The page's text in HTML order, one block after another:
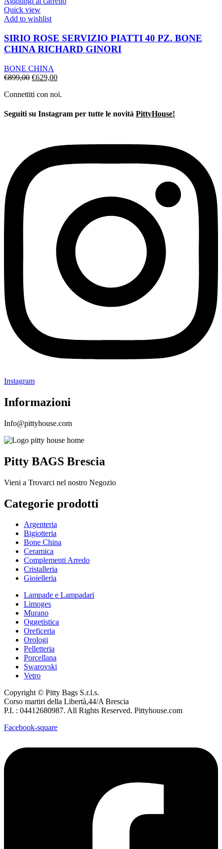
€811,00.
Quick view
Add to wishlist
SIRIO ROSE SERVIZIO PIATTI 40 PZ. BONE
CHINA RICHARD GINORI
BONE CHINA
€899,00 Il
originale
€899,00.
€629,00Il
attuale
€629,00.
Connettiti con noi.
Seguiti su Instagram per tutte le novità PittyHouse!
Instagram
Informazioni
Info@pittyhouse.com
Pitty BAGS Brescia
Vieni a Trovarci nel nostro Negozio
Categorie prodotti
Argenteria
Bigiotteria
Bone China
Ceramica
Complementi Arredo
Cristalleria
Gioielleria
Lampade e Lampadari
Limoges
Murano
Oggetistica
Oreficeria
Orologi
Pelletteria
Porcellana
Swarovski
Vetro
Copyright © Pitty Bags S.r.l.s.
Corso martiri della Libertà,44/A Brescia
P.I. : 04412680987. All Rights Reserved. Pittyhouse.com
Facebook-square